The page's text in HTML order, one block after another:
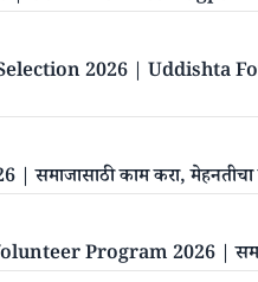
2026 | Uddishta
काम करा, मेहनतीचा
Program 2026 |